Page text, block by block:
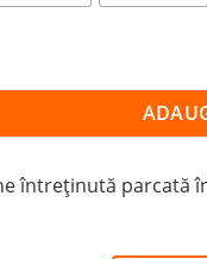
CLASICĂ
întreținută parcată